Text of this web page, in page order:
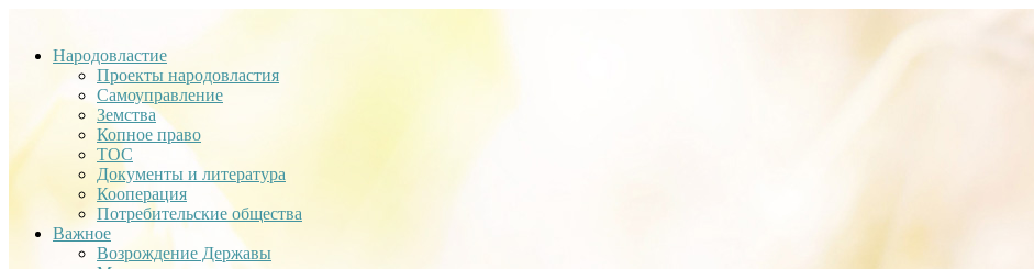
Народовластие
Проекты народовластия
Самоуправление
Земства
Копное право
ТОС
Документы и литература
Кооперация
Потребительские общества
Важное
Возрождение Державы